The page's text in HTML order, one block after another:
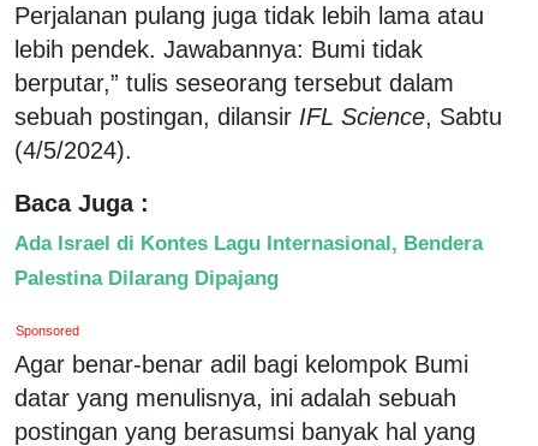
Perjalanan pulang juga tidak lebih lama atau
lebih pendek. Jawabannya: Bumi tidak
berputar,” tulis seseorang tersebut dalam
sebuah postingan, dilansir IFL Science, Sabtu
(4/5/2024).
Baca Juga :
Ada Israel di Kontes Lagu Internasional, Bendera
Palestina Dilarang Dipajang
Sponsored
Agar benar-benar adil bagi kelompok Bumi
datar yang menulisnya, ini adalah sebuah
postingan yang berasumsi banyak hal yang